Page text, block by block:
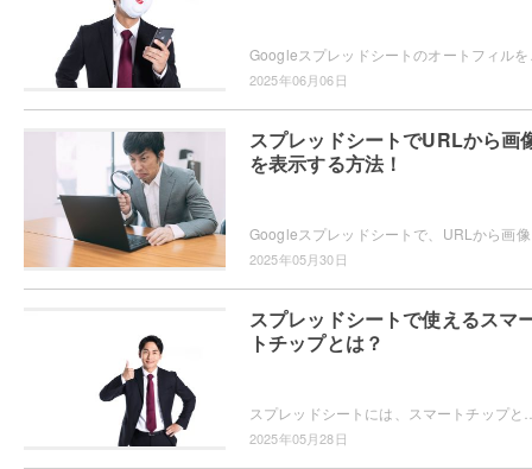
2025年06月06日
スプレッドシートでURLから画
を表示する方法！
2025年05月30日
スプレッドシートで使えるスマ
トチップとは？
2025年05月28日